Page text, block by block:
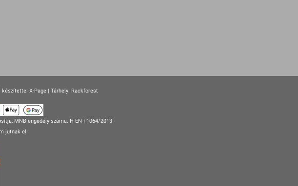
készítette: X-Page| Tárhely: Rackforest
MNB engedély száma: H-EN-I-1064/2013
jutnak el.